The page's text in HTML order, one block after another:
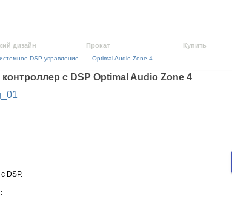
дизайн Прокат Купить
DSP-управление Optimal Audio Zone 4
с DSP Optimal Audio Zone 4
DSP.